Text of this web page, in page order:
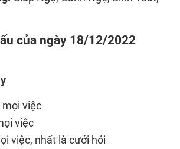
của ngày 18/12/2022
việc
việc
việc, nhất là cưới hỏi